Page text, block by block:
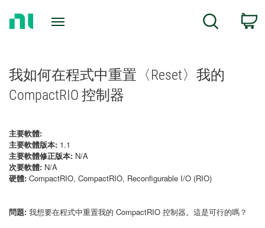
Search
我如何在程式中重置〈Reset〉我的
CompactRIO 控制器
主要軟體:
主要軟體版本: 1.1
主要軟體修正版本: N/A
次要軟體: N/A
硬體: CompactRIO, CompactRIO, Reconfigurable I/O (RIO)
問題: 我想要在程式中重置我的 CompactRIO 控制器。這是可行的嗎？